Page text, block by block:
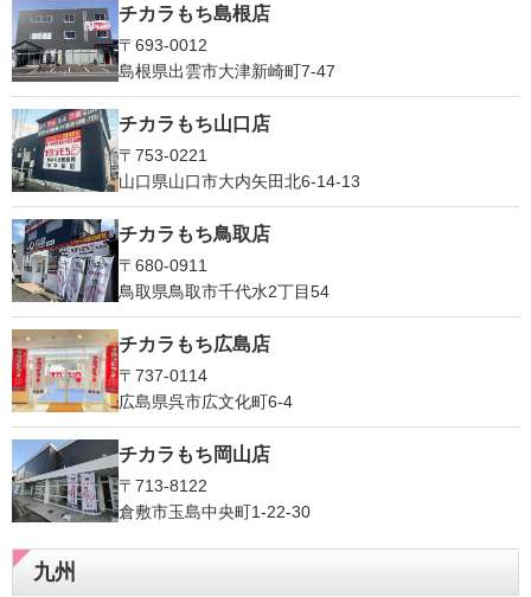
チカラもち島根店
〒693-0012
島根県出雲市大津新崎町7-47
チカラもち山口店
〒753-0221
山口県山口市大内矢田北6-14-13
チカラもち鳥取店
〒680-0911
鳥取県鳥取市千代水2丁目54
チカラもち広島店
〒737-0114
広島県呉市広文化町6-4
チカラもち岡山店
〒713-8122
倉敷市玉島中央町1-22-30
九州